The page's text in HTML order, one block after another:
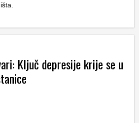
Ključ depresije krije se u